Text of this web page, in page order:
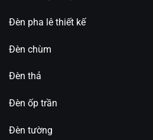
Đèn pha lê thiết kế
Đèn chùm
Đèn thả
Đèn ốp trần
Đèn tường